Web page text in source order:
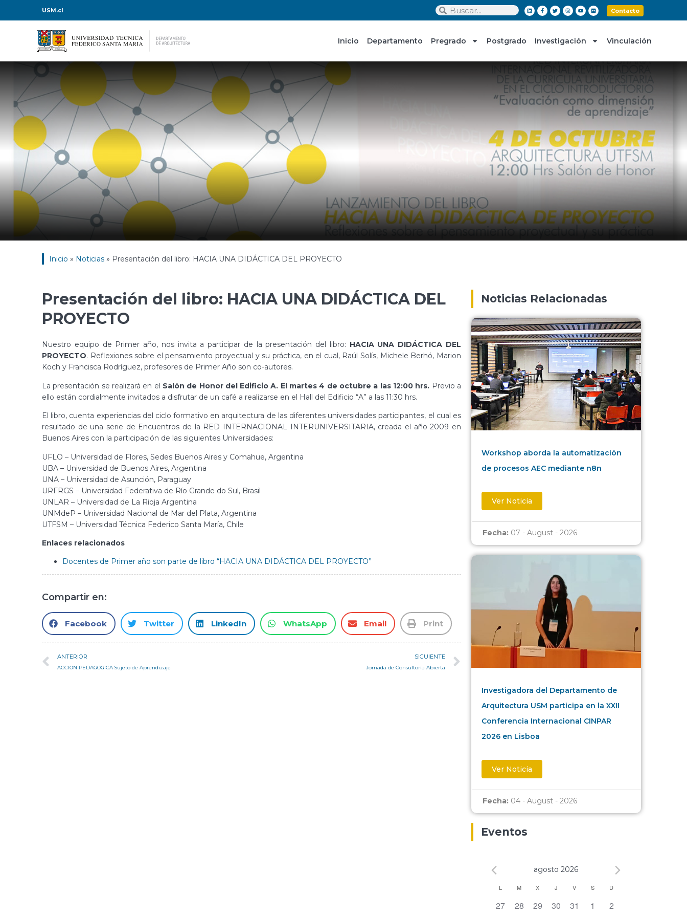
USM.cl Contacto
Inicio Departamento Pregrado Postgrado Investigación Vinculación
Inicio » Noticias » Presentación del libro: HACIA UNA DIDÁCTICA DEL PROYECTO
Presentación del libro: HACIA UNA DIDÁCTICA DEL
PROYECTO
Nuestro equipo de Primer año, nos invita a participar de la presentación del libro: HACIA UNA DIDÁCTICA DEL
PROYECTO. Reflexiones sobre el pensamiento proyectual y su práctica, en el cual, Raúl Solís, Michele Berhó, Marion
Koch y Francisca Rodríguez, profesores de Primer Año son co-autores.
La presentación se realizará en el Salón de Honor del Edificio A. El martes 4 de octubre a las 12:00 hrs. Previo a
ello están cordialmente invitados a disfrutar de un café a realizarse en el Hall del Edificio “A” a las 11:30 hrs.
El libro, cuenta experiencias del ciclo formativo en arquitectura de las diferentes universidades participantes, el cual es
resultado de una serie de Encuentros de la RED INTERNACIONAL INTERUNIVERSITARIA, creada el año 2009 en
Buenos Aires con la participación de las siguientes Universidades:
UFLO – Universidad de Flores, Sedes Buenos Aires y Comahue, Argentina
UBA – Universidad de Buenos Aires, Argentina
UNA – Universidad de Asunción, Paraguay
URFRGS – Universidad Federativa de Río Grande do Sul, Brasil
UNLAR – Universidad de La Rioja Argentina
UNMdeP – Universidad Nacional de Mar del Plata, Argentina
UTFSM – Universidad Técnica Federico Santa María, Chile
Enlaces relacionados
Docentes de Primer año son parte de libro “HACIA UNA DIDÁCTICA DEL PROYECTO”
Compartir en:
Facebook Twitter LinkedIn WhatsApp Email Print
ANTERIOR
ACCION PEDAGOGICA Sujeto de Aprendizaje
SIGUIENTE
Jornada de Consultoría Abierta
Noticias Relacionadas
Workshop aborda la automatización
de procesos AEC mediante n8n
Ver Noticia
Fecha: 07 - August - 2026
Investigadora del Departamento de
Arquitectura USM participa en la XXII
Conferencia Internacional CINPAR
2026 en Lisboa
Ver Noticia
Fecha: 04 - August - 2026
Eventos
agosto 2026
Calendario
de
L M X J V S D
0 eventos,
27 0 eventos,
28 0 eventos,
29 0 eventos,
30 0 eventos,
31 0 eventos,
1 0 eventos,
2